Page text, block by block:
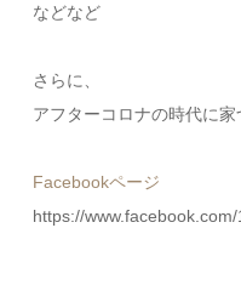
などなど
さらに、
アフターコロナの時代に
Facebookページ
https://